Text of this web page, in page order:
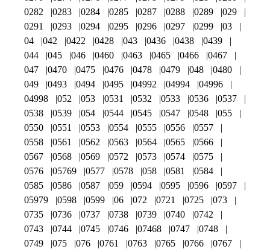
0282
0283 0284 0285 0287 0288 0289
029
0291
0293 0294 0295 0296 0297 0299
03
04
042 0422 0428 043 0436 0438
0439
044
045 046 0460 0463 0465 0466
0467
047
0470 0475 0476 0478 0479 048
0480
049
0493 0494 0495 04992 04994
04996
04998
052 053 0531 0532 0533 0536
0537
0538
0539 054 0544 0545 0547 0548
055
0550
0551 0553 0554 0555 0556
0557
0558
0561 0562 0563 0564 0565
0566
0567
0568 0569 0572 0573 0574
0575
0576
05769 0577 0578 058 0581
0584
0585
0586 0587 059 0594 0595 0596
0597
05979
0598 0599 06 072 0721 0725
073
0735
0736 0737 0738 0739 0740
0742
0743
0744 0745 0746 07468 0747
0748
0749
075 076 0761 0763 0765 0766
0767